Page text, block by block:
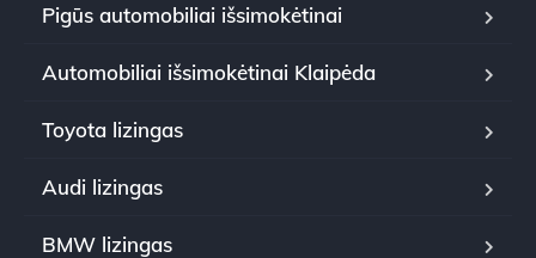
Pigūs automobiliai išsimokėtinai
Automobiliai išsimokėtinai Klaipėda
Toyota lizingas
Audi lizingas
BMW lizingas